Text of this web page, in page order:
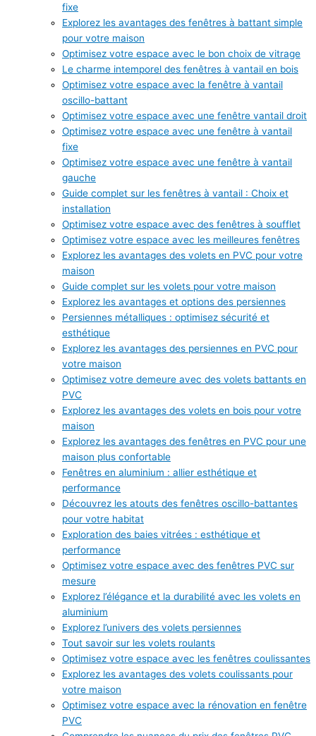
fixe
Explorez les avantages des fenêtres à battant simple
pour votre maison
Optimisez votre espace avec le bon choix de vitrage
Le charme intemporel des fenêtres à vantail en bois
Optimisez votre espace avec la fenêtre à vantail
oscillo-battant
Optimisez votre espace avec une fenêtre vantail droit
Optimisez votre espace avec une fenêtre à vantail
fixe
Optimisez votre espace avec une fenêtre à vantail
gauche
Guide complet sur les fenêtres à vantail : Choix et
installation
Optimisez votre espace avec des fenêtres à soufflet
Optimisez votre espace avec les meilleures fenêtres
Explorez les avantages des volets en PVC pour votre
maison
Guide complet sur les volets pour votre maison
Explorez les avantages et options des persiennes
Persiennes métalliques : optimisez sécurité et
esthétique
Explorez les avantages des persiennes en PVC pour
votre maison
Optimisez votre demeure avec des volets battants en
PVC
Explorez les avantages des volets en bois pour votre
maison
Explorez les avantages des fenêtres en PVC pour une
maison plus confortable
Fenêtres en aluminium : allier esthétique et
performance
Découvrez les atouts des fenêtres oscillo-battantes
pour votre habitat
Exploration des baies vitrées : esthétique et
performance
Optimisez votre espace avec des fenêtres PVC sur
mesure
Explorez l’élégance et la durabilité avec les volets en
aluminium
Explorez l’univers des volets persiennes
Tout savoir sur les volets roulants
Optimisez votre espace avec les fenêtres coulissantes
Explorez les avantages des volets coulissants pour
votre maison
Optimisez votre espace avec la rénovation en fenêtre
PVC